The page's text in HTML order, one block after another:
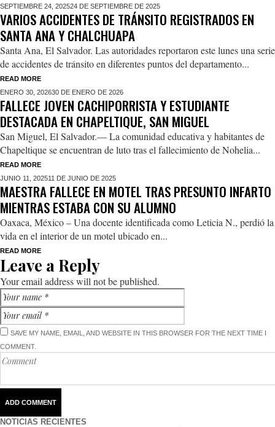
SEPTIEMBRE 24, 202524 DE SEPTIEMBRE DE 2025
VARIOS ACCIDENTES DE TRÁNSITO REGISTRADOS EN
SANTA ANA Y CHALCHUAPA
Santa Ana, El Salvador. Las autoridades reportaron este lunes una serie
de accidentes de tránsito en diferentes puntos del departamento...
READ MORE
ENERO 30, 202630 DE ENERO DE 2026
FALLECE JOVEN CACHIPORRISTA Y ESTUDIANTE
DESTACADA EN CHAPELTIQUE, SAN MIGUEL
San Miguel, El Salvador.— La comunidad educativa y habitantes de
Chapeltique se encuentran de luto tras el fallecimiento de Nohelia...
READ MORE
JUNIO 11, 202511 DE JUNIO DE 2025
MAESTRA FALLECE EN MOTEL TRAS PRESUNTO INFARTO
MIENTRAS ESTABA CON SU ALUMNO
Oaxaca, México – Una docente identificada como Leticia N., perdió la
vida en el interior de un motel ubicado en...
READ MORE
Leave a Reply
Your email address will not be published.
SAVE MY NAME, EMAIL, AND WEBSITE IN THIS BROWSER FOR THE NEXT TIME I
COMMENT.
NOTICIAS RECIENTES